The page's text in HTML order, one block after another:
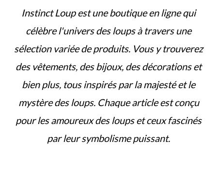
Instinct Loup est une boutique en ligne qui
célèbre l'univers des loups à travers une
sélection variée de produits. Vous y trouverez
des vêtements, des bijoux, des décorations et
bien plus, tous inspirés par la majesté et le
mystère des loups. Chaque article est conçu
pour les amoureux des loups et ceux fascinés
par leur symbolisme puissant.